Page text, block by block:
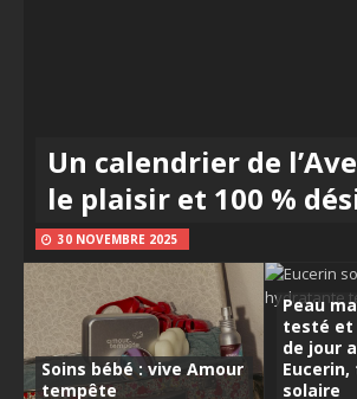
Un calendrier de
le plaisir et 100 %
30 NOVEMBRE 2025
Soins bébé : vive Amour
tempête
Peau
testé et
de jour
solaire